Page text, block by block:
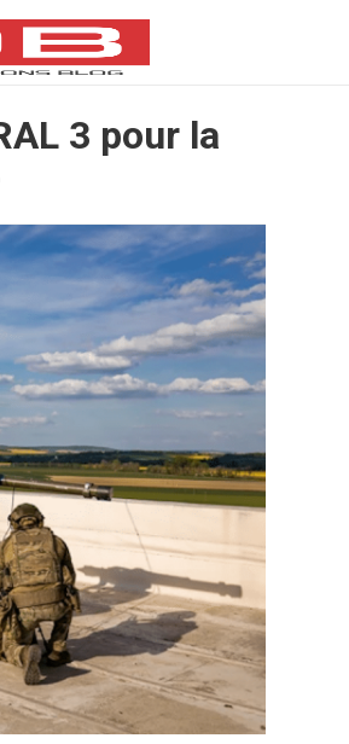
3 pour la